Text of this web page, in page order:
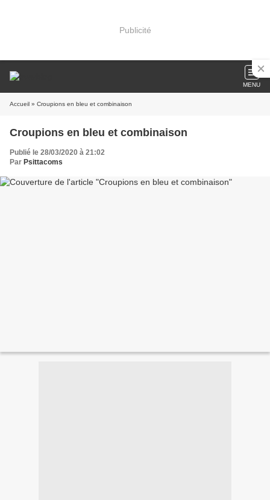
Publicité
MENU
Accueil » Croupions en bleu et combinaison
Croupions en bleu et combinaison
Publié le 28/03/2020 à 21:02
Par Psittacoms